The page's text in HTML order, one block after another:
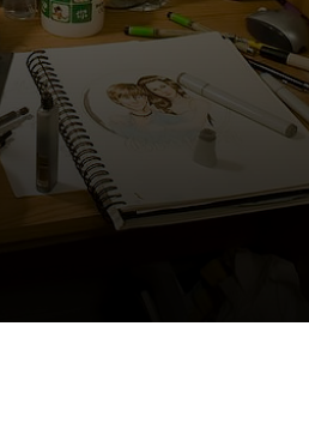
Студия "Лепим+"
Станковая
скульптура
Радиоэлектроника
/ моделирование
Художественная